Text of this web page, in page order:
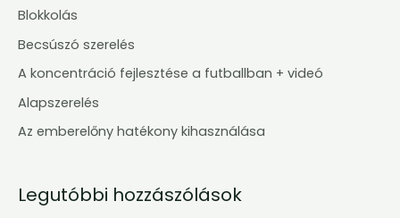
c
h
:
Blokkolás
Becsúszó szerelés
A koncentráció fejlesztése a futballban + videó
Alapszerelés
Az emberelőny hatékony kihasználása
Legutóbbi hozzászólások